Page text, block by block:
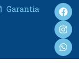
Garantia